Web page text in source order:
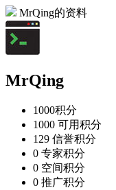
MrQing的资料
MrQing
1000积分
1000 可用积分
129 信誉积分
0 专家积分
0 空间积分
0 推广积分